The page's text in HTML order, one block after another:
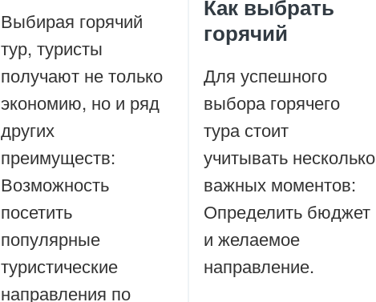
Выбирая горячий
тур, туристы
получают не только
экономию, но и ряд
других
преимуществ:
Возможность
посетить
популярные
туристические
направления по
Как выбрать
горячий
Для успешного
выбора горячего
тура стоит
учитывать несколько
важных моментов:
Определить бюджет
и желаемое
направление.